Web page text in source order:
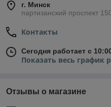
г. Минск
партизанский проспект
Контакты
Сегодня работает с
Показать весь график
Отзывы о магазине